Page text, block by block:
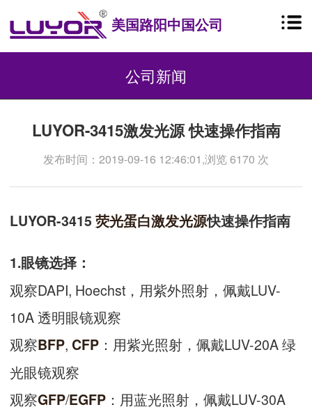
美国路阳中国公司
公司新闻
LUYOR-3415激发光源 快速操作指南
发布时间：2019-09-16 12:46:01,浏览 6170 次
LUYOR-3415 荧光蛋白激发光源快速操作指南
1.眼镜选择：
观察DAPI, Hoechst，用紫外照射，佩戴LUV-
10A 透明眼镜观察
观察BFP, CFP ：用紫光照射，佩戴LUV-20A 绿
光眼镜观察
观察GFP/EGFP ：用蓝光照射，佩戴LUV-30A